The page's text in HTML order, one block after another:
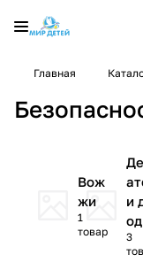
Главная
Вож
жи
1
товар
и
ла
3